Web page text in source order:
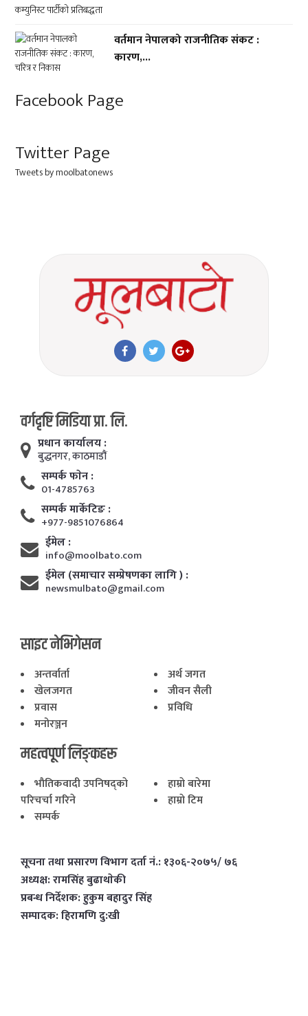
वर्तमान नेपालको राजनीतिक संकट :
कारण,...
Facebook Page
Twitter Page
Tweets by moolbatonews
वर्गदृष्टि मिडिया प्रा. लि.
प्रधान कार्यालय :
बुद्धनगर, काठमाडाैं
सम्पर्क फाेन :
01-4785763
सम्पर्क मार्केटिङ :
+977-9851076864
ईमेल :
info@moolbato.com
ईमेल (समाचार सम्प्रेषणका लागि ) :
newsmulbato@gmail.com
साइट नेभिगेसन
अन्तर्वार्ता
अर्थ जगत
खेलजगत
जीवन सैली
प्रवास
प्रविधि
मनोरञ्जन
महत्वपूर्ण लिङ्कहरू
भाैतिकवादी उपनिषद्काे
परिचर्चा गरिने
हाम्राे बारेमा
हाम्राे टिम
सम्पर्क
सूचना तथा प्रसारण विभाग दर्ता नं.: १३०६-२०७५/ ७६
अध्यक्ष: रामसिंह बुढाथाेकी
प्रबन्ध निर्देशक: हुकुम बहादुर सिंह
सम्पादक: हिरामणि दु:खी